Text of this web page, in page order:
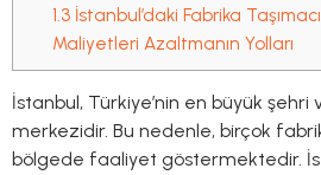
1.3İstanbul’daki Fabrika
Maliyetleri Azaltmanın Yolları
İstanbul, Türkiye’nin en büyük şehri
merkezidir. Bu nedenle, birçok
bölgede faaliyet göstermektedir.